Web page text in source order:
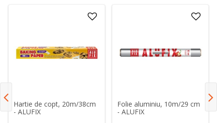
Hartie de copt, 20m/38cm
- ALUFIX
Folie aluminiu, 10m/29 cm
- ALUFIX